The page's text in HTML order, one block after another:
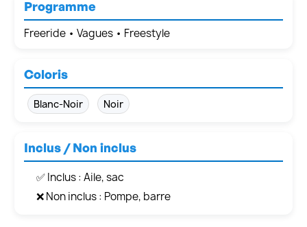
Programme
Freeride • Vagues • Freestyle
Coloris
Blanc-Noir Noir
Inclus / Non inclus
✅ Inclus : Aile, sac
❌ Non inclus : Pompe, barre